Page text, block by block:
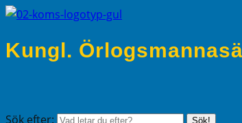
Kungl.
Sök efter: Sök!